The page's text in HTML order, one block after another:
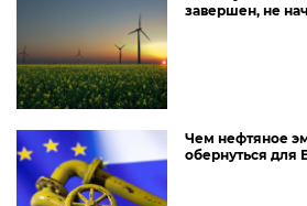
завершен, не
Чем нефтяное
обернуться для